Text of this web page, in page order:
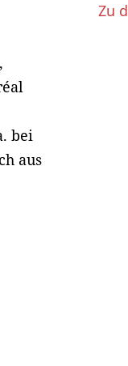
bei
aus
Zu